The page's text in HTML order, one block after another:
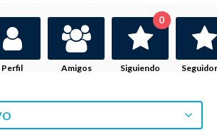
Perfil Amigos Siguiendo
0